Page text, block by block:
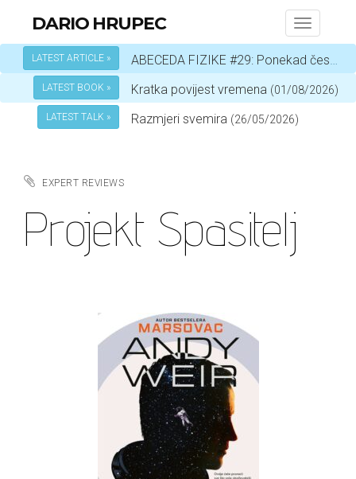
Toggle
DARIO HRUPEC
LATEST ARTICLE » ABECEDA FIZIKE #29: Ponekad čestica, a ponekad val – ovisi o okolnostima
LATEST BOOK » Kratka povijest vremena (01/08/2026)
LATEST TALK » Razmjeri svemira (26/05/2026)
EXPERT REVIEWS
Projekt Spasitelj